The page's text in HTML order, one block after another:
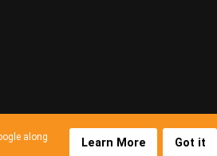
along
Learn More Got it